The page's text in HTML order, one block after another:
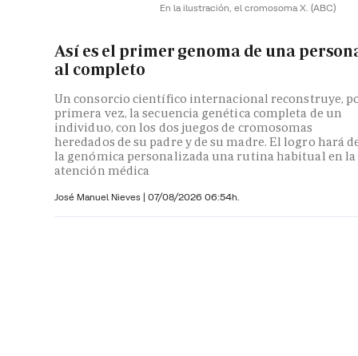
En la ilustración, el cromosoma X. (ABC)
Así es el primer genoma de una
al completo
Un consorcio científico internacional reconstruye,
primera vez, la secuencia genética completa de un
individuo, con los dos juegos de cromosomas
heredados de su padre y de su madre. El logro hará
la genómica personalizada una rutina habitual en la
atención médica
José Manuel Nieves | 07/08/2026 06:54h.